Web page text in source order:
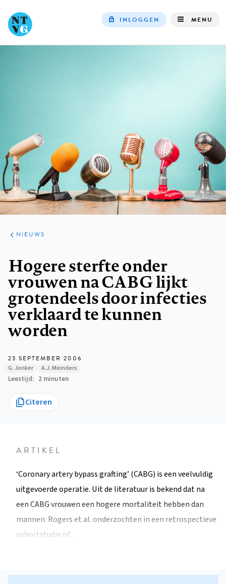
INLOGGEN MENU
ARTIKELEN
HET
KORT
NIEUWS
Hogere sterfte onder
vrouwen na CABG lijkt
grotendeels door infecties
verklaard te kunnen
worden
23 SEPTEMBER 2006
G. Jonker A.J. Meinders
Leestijd 2 minuten
Citeren
ARTIKEL
‘Coronary artery bypass grafting’ (CABG) is een veelvuldig
uitgevoerde operatie. Uit de literatuur is bekend dat na
een CABG vrouwen een hogere mortaliteit hebben dan
mannen. Rogers et al. onderzochten in een retrospectieve
cohortstudie of…